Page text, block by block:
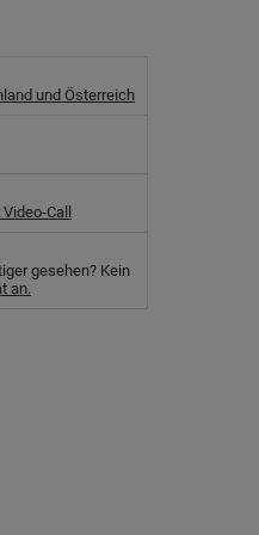
und Österreich
Call
gesehen? Kein
an.